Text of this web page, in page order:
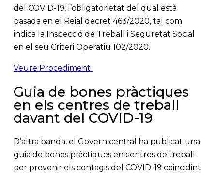
del COVID-19, l’obligatorietat del qual està
basada en el Reial decret 463/2020, tal com
indica la Inspecció de Treball i Seguretat Social
en el seu Criteri Operatiu 102/2020.
Veure Procediment
Guia de bones pràctiques
en els centres de treball
davant del COVID-19
D’altra banda, el Govern central ha publicat una
guia de bones pràctiques en centres de treball
per prevenir els contagis del COVID-19 coincidint